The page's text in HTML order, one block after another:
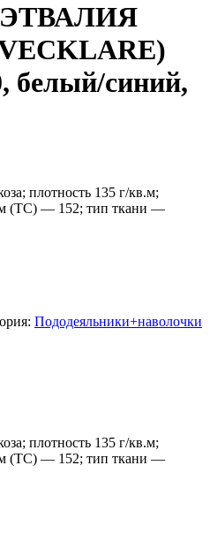
белый/синий,
плотность 135 г/кв.м;
(TC) — 152; тип ткани —
Пододеяльники+наволочки
плотность 135 г/кв.м;
(TC) — 152; тип ткани —